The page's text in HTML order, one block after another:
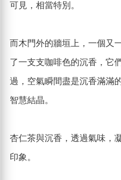
可見，相當特別。
而木門外的牆垣上，一個又
了一支支咖啡色的沉香，它
過，空氣瞬間盡是沉香滿滿
智慧結晶。
杏仁茶與沉香，透過氣味，
印象。